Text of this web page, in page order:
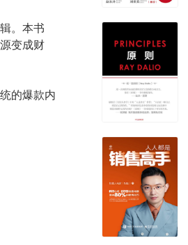
。本书
变成财
的爆款内